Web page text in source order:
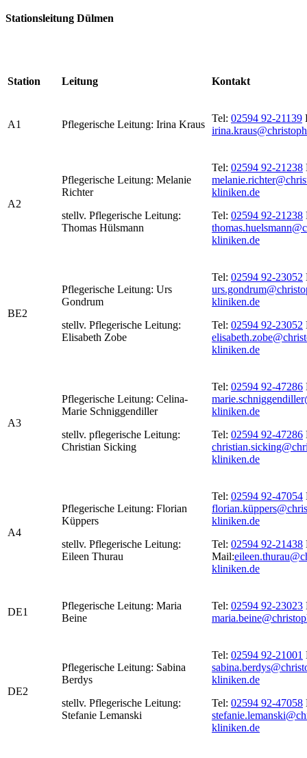
Stationsleitung Dülmen
Station Leitung Kontakt
A1 Pflegerische Leitung: Irina Kraus
Tel: 02594 92-21139
A2
Pflegerische Leitung: Melanie
Richter
stellv. Pflegerische Leitung:
Thomas Hülsmann
Tel: 02594 92-21238
kliniken.de
Tel: 02594 92-21238
kliniken.de
BE2
Pflegerische Leitung: Urs
Gondrum
stellv. Pflegerische Leitung:
Elisabeth Zobe
Tel: 02594 92-23052
kliniken.de
Tel: 02594 92-23052
kliniken.de
A3
Pflegerische Leitung: Celina-
Marie Schniggendiller
stellv. pflegerische Leitung:
Christian Sicking
Tel: 02594 92-47286
kliniken.de
Tel: 02594 92-47286
kliniken.de
A4
Pflegerische Leitung: Florian
Küppers
stellv. Pflegerische Leitung:
Eileen Thurau
Tel: 02594 92-47054
kliniken.de
Tel: 02594 92-21438
Mail:
kliniken.de
DE1
Pflegerische Leitung: Maria
Beine
Tel: 02594 92-23023
DE2
Pflegerische Leitung: Sabina
Berdys
stellv. Pflegerische Leitung:
Stefanie Lemanski
Tel: 02594 92-21001
kliniken.de
Tel: 02594 92-47058
kliniken.de